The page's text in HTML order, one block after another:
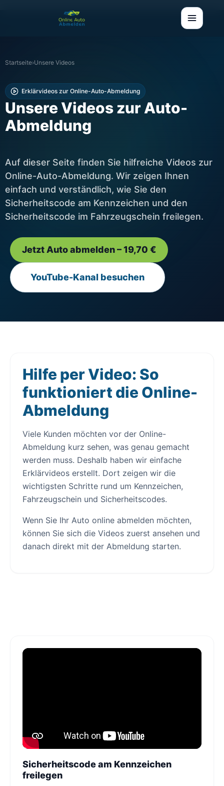
Startseite›Unsere Videos
Erklärvideos zur Online-Auto-Abmeldung
Unsere Videos zur Auto-
Abmeldung
Auf dieser Seite finden Sie hilfreiche Videos zur
Online-Auto-Abmeldung. Wir zeigen Ihnen
einfach und verständlich, wie Sie den
Sicherheitscode am Kennzeichen und den
Sicherheitscode im Fahrzeugschein freilegen.
Jetzt Auto abmelden – 19,70 €
YouTube-Kanal besuchen
Hilfe per Video: So
funktioniert die Online-
Abmeldung
Viele Kunden möchten vor der Online-
Abmeldung kurz sehen, was genau gemacht
werden muss. Deshalb haben wir einfache
Erklärvideos erstellt. Dort zeigen wir die
wichtigsten Schritte rund um Kennzeichen,
Fahrzeugschein und Sicherheitscodes.
Wenn Sie Ihr Auto online abmelden möchten,
können Sie sich die Videos zuerst ansehen und
danach direkt mit der Abmeldung starten.
Sicherheitscode am Kennzeichen
freilegen